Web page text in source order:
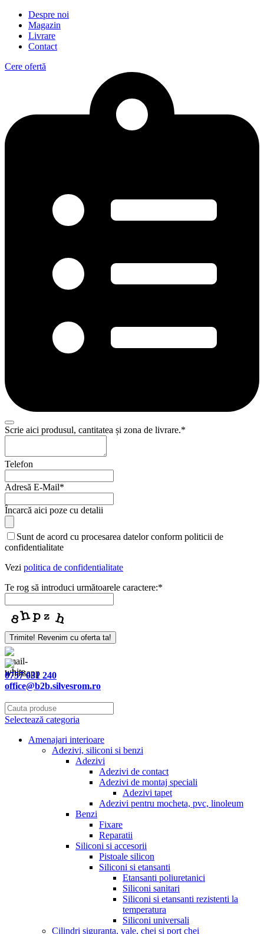
Despre noi
Magazin
Livrare
Contact
Cere ofertă
Scrie aici produsul, cantitatea și zona de livrare.*
Telefon
Adresă E-Mail*
Phone
Number
Încarcă aici poze cu detalii
Sunt de acord cu procesarea datelor conform politicii de
confidentialitate
Vezi politica de confidentialitate
Te rog să introduci următoarele caractere:*
Trimite! Revenim cu oferta ta!
0757 031 240
office@b2b.silvesrom.ro
Selectează categoria
Amenajari interioare
Adezivi, siliconi si benzi
Adezivi
Adezivi de contact
Adezivi de montaj speciali
Adezivi tapet
Adezivi pentru mocheta, pvc, linoleum
Benzi
Fixare
Reparatii
Siliconi si accesorii
Pistoale silicon
Siliconi si etansanti
Etansanti poliuretanici
Siliconi sanitari
Siliconi si etansanti rezistenti la
temperatura
Siliconi universali
Cilindri siguranta, yale, chei si port chei